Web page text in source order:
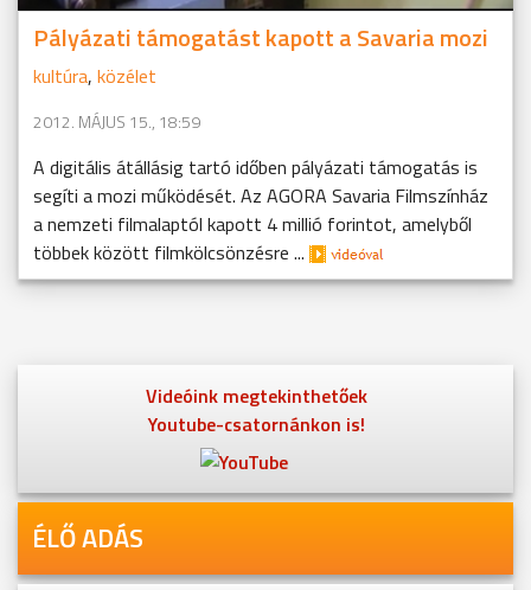
Pályázati támogatást kapott a Savaria mozi
kultúra, közélet
2012. MÁJUS 15., 18:59
A digitális átállásig tartó időben pályázati támogatás is
segíti a mozi működését. Az AGORA Savaria Filmszínház
a nemzeti filmalaptól kapott 4 millió forintot, amelyből
többek között filmkölcsönzésre ...
Videóink megtekinthetőek
Youtube-csatornánkon is!
ÉLŐ ADÁS